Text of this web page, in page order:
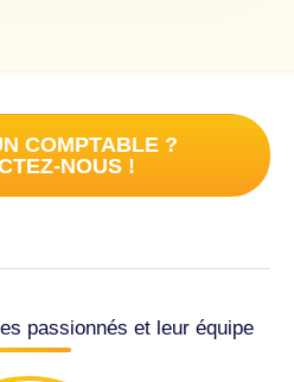
COMPTABLE ?
NOUS !
passionnés et leur équipe